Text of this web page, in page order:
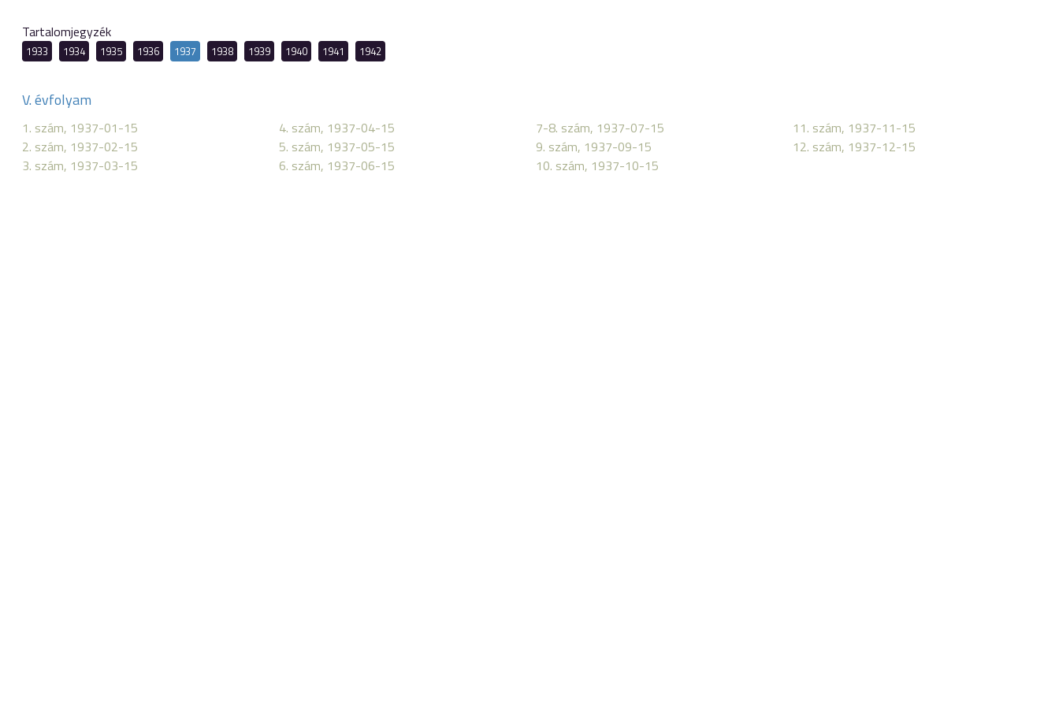
Tartalomjegyzék
1933 1934 1935 1936 1937 1938 1939 1940 1941 1942
V. évfolyam
1. szám, 1937-01-15
2. szám, 1937-02-15
3. szám, 1937-03-15
4. szám, 1937-04-15
5. szám, 1937-05-15
6. szám, 1937-06-15
7-8. szám, 1937-07-15
9. szám, 1937-09-15
10. szám, 1937-10-15
11. szám, 1937-11-15
12. szám, 1937-12-15